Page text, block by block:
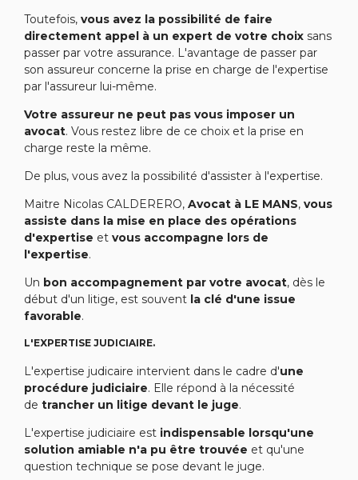
Toutefois, vous avez la possibilité de faire
directement appel à un expert de votre choix sans
passer par votre assurance. L'avantage de passer par
son assureur concerne la prise en charge de l'expertise
par l'assureur lui-même.
Votre assureur ne peut pas vous imposer un
avocat. Vous restez libre de ce choix et la prise en
charge reste la même.
De plus, vous avez la possibilité d'assister à l'expertise.
Maitre Nicolas CALDERERO, Avocat à LE MANS, vous
assiste dans la mise en place des opérations
d'expertise et vous accompagne lors de
l'expertise.
Un bon accompagnement par votre avocat, dès le
début d'un litige, est souvent la clé d'une issue
favorable.
L'EXPERTISE JUDICIAIRE.
L'expertise judicaire intervient dans le cadre d'une
procédure judiciaire. Elle répond à la nécessité
de trancher un litige devant le juge.
L'expertise judiciaire est indispensable lorsqu'une
solution amiable n'a pu être trouvée et qu'une
question technique se pose devant le juge.